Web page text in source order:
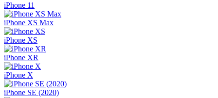
iPhone 11
iPhone XS Max
iPhone XS
iPhone XR
iPhone X
iPhone SE (2020)